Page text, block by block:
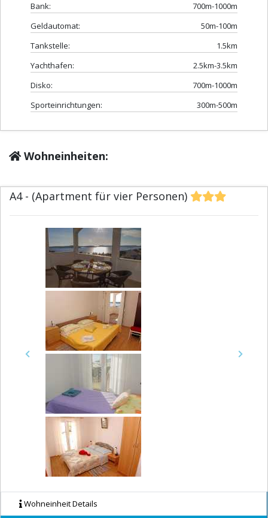
Bank:
700m-1000m
Geldautomat:
50m-100m
Tankstelle:
1.5km
Yachthafen:
2.5km-3.5km
Disko:
700m-1000m
Sporteinrichtungen:
300m-500m
Wohneinheiten:
A4 - (Apartment für vier Personen)
Previous Next
Wohneinheit Details